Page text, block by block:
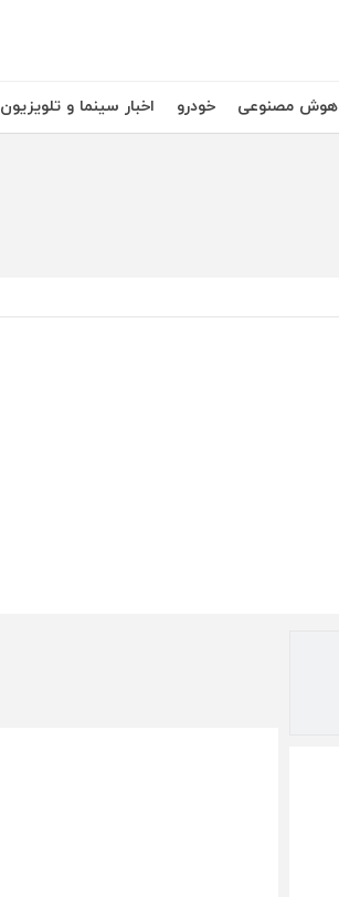
هوش مصنوعی خودرو اخبار سینما و تلویزیون